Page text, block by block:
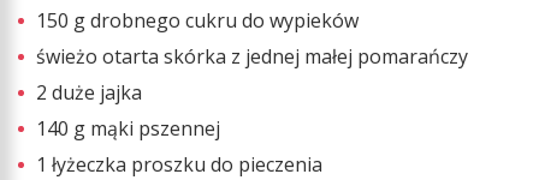
150 g drobnego cukru do wypieków
świeżo otarta skórka z jednej małej pomarańczy
2 duże jajka
140 g mąki pszennej
1 łyżeczka proszku do pieczenia